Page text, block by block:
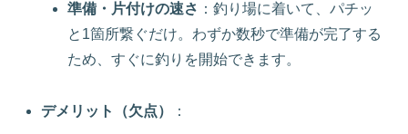
準備・片付けの速さ ：釣り場に着いて、パチッ
と1箇所繋ぐだけ。わずか数秒で準備が完了する
ため、すぐに釣りを開始できます。
デメリット（欠点） ：